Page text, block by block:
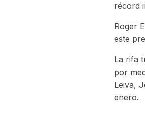
récord
Roger
este
La rifa
por
Leiva,
enero.